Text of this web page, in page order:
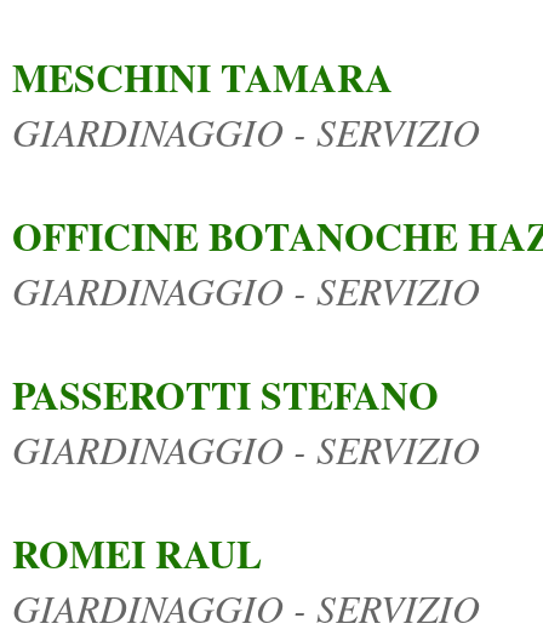
MESCHINI TAMARA
GIARDINAGGIO - SERVIZIO
OFFICINE BOTANOCHE
GIARDINAGGIO - SERVIZIO
PASSEROTTI STEFANO
GIARDINAGGIO - SERVIZIO
ROMEI RAUL
GIARDINAGGIO - SERVIZIO